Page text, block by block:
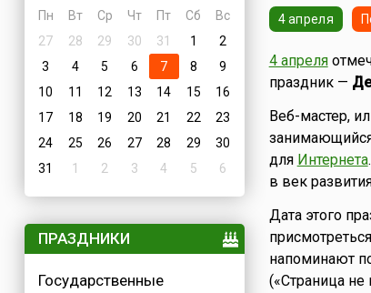
Пн
Вт Ср Чт Пт Сб
Вс
27
28 29 30 31 1
2
3
4 5 6 7 8
9
10
11 12 13 14 15
16
17
18 19 20 21 22
23
24
25 26 27 28 29
30
31
1 2 3 4 5 6
ПРАЗДНИКИ
Государственные
4 апреля
4 апреля
праздник —
Веб-мастер,
для Интернета
в век
Дата этого
напоминают
(«Страница